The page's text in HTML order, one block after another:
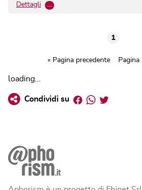
Dettagli …
1
« Pagina precedente Pagina
loading...
Condividi su Facebook
Whatsapp
Twitter